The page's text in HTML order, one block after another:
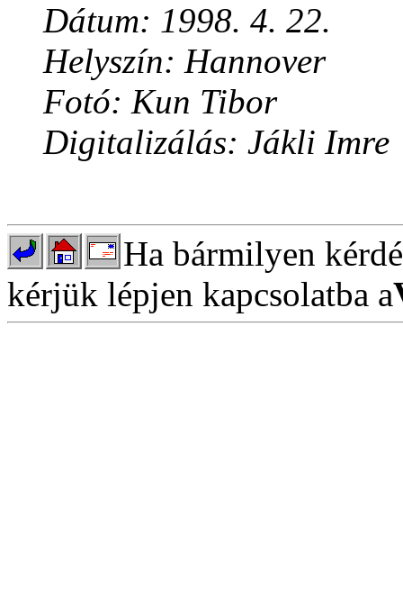
Dátum: 1998. 4. 22.
Helyszín: Hannover
Fotó: Kun Tibor
Digitalizálás: Jákli Imre
Ha bármilyen
kérjük lépjen kapcsolatba a